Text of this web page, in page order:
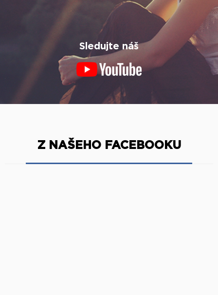
Sledujte náš
Z NAŠEHO FACEBOOKU